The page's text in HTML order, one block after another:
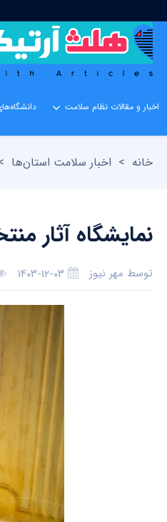
اخبار و مقالات نظام سلامت
خانه > اخبار سلامت استان‌ها
نمایشگاه آثار
توسط مهر نیوز ۱۴۰۳-۱۲-۰۳